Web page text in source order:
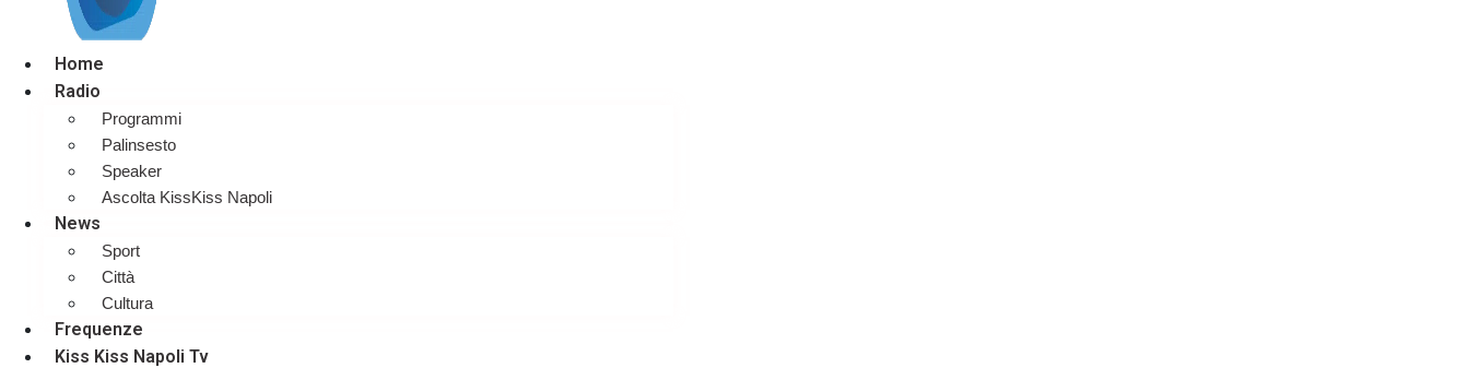
Home
Radio
Programmi
Palinsesto
Speaker
Ascolta KissKiss Napoli
News
Sport
Città
Cultura
Frequenze
Kiss Kiss Napoli Tv